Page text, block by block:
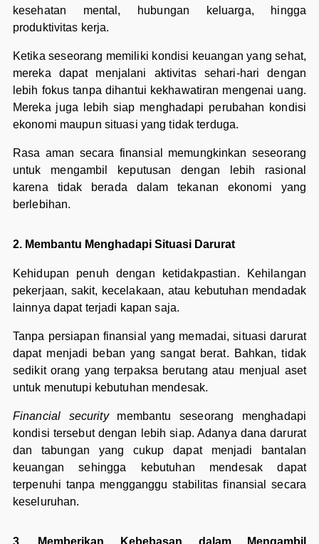
kesehatan mental, hubungan keluarga, hingga
produktivitas kerja.
Ketika seseorang memiliki kondisi keuangan yang sehat,
mereka dapat menjalani aktivitas sehari-hari dengan
lebih fokus tanpa dihantui kekhawatiran mengenai uang.
Mereka juga lebih siap menghadapi perubahan kondisi
ekonomi maupun situasi yang tidak terduga.
Rasa aman secara finansial memungkinkan seseorang
untuk mengambil keputusan dengan lebih rasional
karena tidak berada dalam tekanan ekonomi yang
berlebihan.
2. Membantu Menghadapi Situasi Darurat
Kehidupan penuh dengan ketidakpastian. Kehilangan
pekerjaan, sakit, kecelakaan, atau kebutuhan mendadak
lainnya dapat terjadi kapan saja.
Tanpa persiapan finansial yang memadai, situasi darurat
dapat menjadi beban yang sangat berat. Bahkan, tidak
sedikit orang yang terpaksa berutang atau menjual aset
untuk menutupi kebutuhan mendesak.
Financial securitymembantu seseorang menghadapi
kondisi tersebut dengan lebih siap. Adanya dana darurat
dan tabungan yang cukup dapat menjadi bantalan
keuangan sehingga kebutuhan mendesak dapat
terpenuhi tanpa mengganggu stabilitas finansial secara
keseluruhan.
3. Memberikan Kebebasan dalam Mengambil